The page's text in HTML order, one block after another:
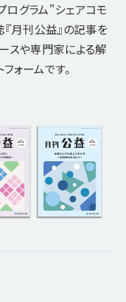
グラム"シェアコモ
月刊公益』の記事を
スや専門家による解
ォームです。